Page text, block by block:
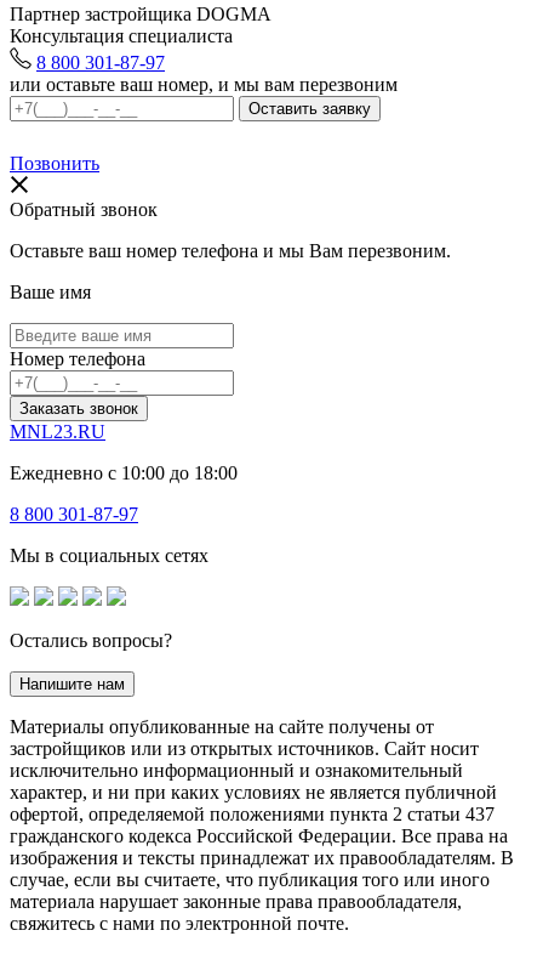
Партнер застройщика DOGMA
Консультация специалиста
8 800 301-87-97
или оставьте ваш номер, и мы вам перезвоним
Позвонить
Обратный звонок
Оставьте ваш номер телефона и мы Вам перезвоним.
Ваше имя
Номер телефона
Заказать звонок
MNL23.RU
Ежедневно с 10:00 до 18:00
8 800 301-87-97
Мы в социальных сетях
Остались вопросы?
Напишите нам
Материалы опубликованные на сайте получены от
застройщиков или из открытых источников. Сайт носит
исключительно информационный и ознакомительный
характер, и ни при каких условиях не является публичной
офертой, определяемой положениями пункта 2 статьи 437
гражданского кодекса Российской Федерации. Все права на
изображения и тексты принадлежат их правообладателям. В
случае, если вы считаете, что публикация того или иного
материала нарушает законные права правообладателя,
свяжитесь с нами по электронной почте.